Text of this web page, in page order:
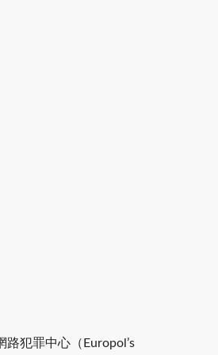
犯罪中心（Europol’s